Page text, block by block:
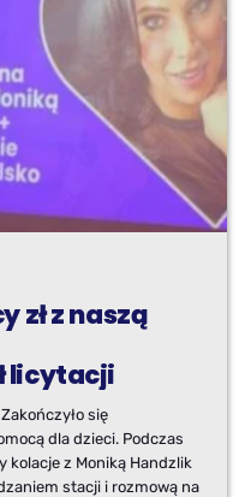
zł z naszą
licytacji
się
dla dzieci. Podczas
kolacje z Moniką Handzlik
stacji i rozmową na